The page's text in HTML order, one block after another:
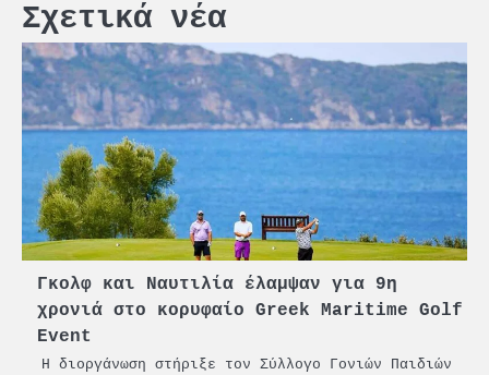
Σχετικά νέα
Γκολφ και Ναυτιλία έλαμψαν για 9η
χρονιά στο κορυφαίο Greek Maritime Golf
Event
Η διοργάνωση στήριξε τον Σύλλογο Γονιών Παιδιών